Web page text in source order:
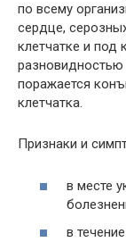
по всему
сердце,
клетчатке и под
разновидностью
поражается
клетчатка.
Признаки и
в месте
в